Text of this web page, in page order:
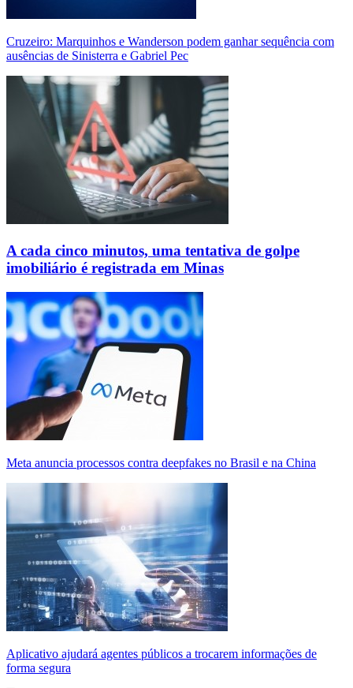
Cruzeiro: Marquinhos e Wanderson podem ganhar sequência com
ausências de Sinisterra e Gabriel Pec
A cada cinco minutos, uma tentativa de golpe
imobiliário é registrada em Minas
Meta anuncia processos contra deepfakes no Brasil e na China
Aplicativo ajudará agentes públicos a trocarem informações de
forma segura